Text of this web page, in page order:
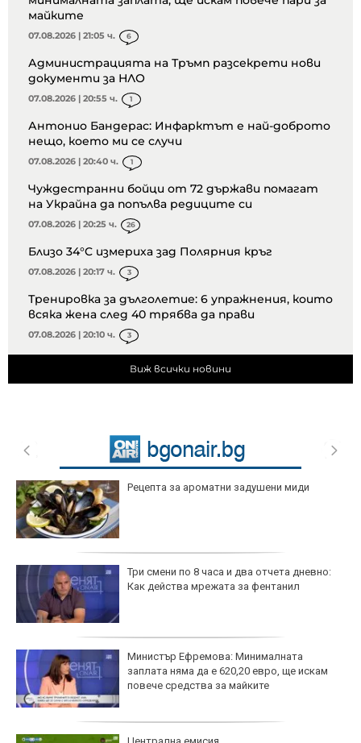
майките
07.08.2026 | 21:05 ч. 6
Администрацията на Тръмп разсекрети нови
документи за НЛО
07.08.2026 | 20:55 ч. 1
Антонио Бандерас: Инфарктът е най-доброто
нещо, което ми се случи
07.08.2026 | 20:40 ч. 1
Чуждестранни бойци от 72 държави помагат
на Украйна да попълва редиците си
07.08.2026 | 20:25 ч. 26
Близо 34°C измериха зад Полярния кръг
07.08.2026 | 20:17 ч. 3
Тренировка за дълголетие: 6 упражнения, които
всяка жена след 40 трябва да прави
07.08.2026 | 20:10 ч. 3
Виж всички новини
Рецепта за ароматни задушени миди
Три смени по 8 часа и два отчета дневно:
Как действа мрежата за фентанил
Министър Ефремова: Минималната
заплата няма да е 620,20 евро, ще искам
повече средства за майките